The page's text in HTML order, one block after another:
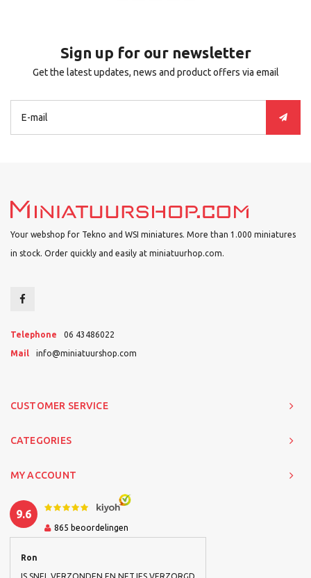
Sign up for our newsletter
Get the latest updates, news and product offers via email
Your webshop for Tekno and WSI miniatures. More than 1.000 miniatures
in stock. Order quickly and easily at miniatuurhop.com.
Telephone 06 43486022
Mail info@miniatuurshop.com
CUSTOMER SERVICE
CATEGORIES
MY ACCOUNT
9.6
865 beoordelingen
Ron